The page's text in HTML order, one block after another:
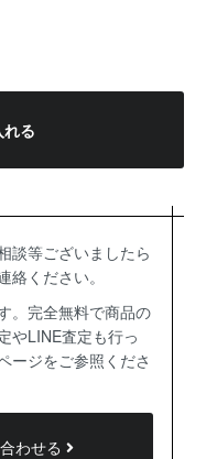
る
談等ございましたら
ください。
。完全無料で商品の
やLINE査定も行っ
ージをご参照くださ
わせる